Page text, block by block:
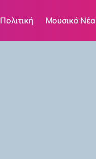
Πολιτική Μουσικά Νέα